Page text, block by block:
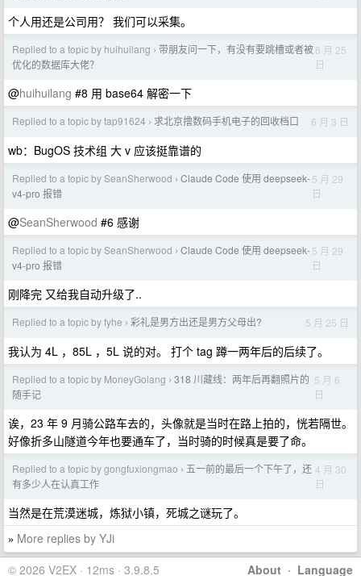
个人用还是公司用？ 我们可以采集。
Replied to a topic by huihuilang › 带朋友问一下，有没有要跳槽或者被
优化的数据库大佬？
6 月 25
日
@huihuilang #8 用 base64 解密一下
Replied to a topic by tap91624 › 求北京撸数码手机电子的回收档口 6 月 3 日
wb：BugOS 技术组 大 v 应该挺靠谱的
Replied to a topic by SeanSherwood › Claude Code 使用 deepseek-
v4-pro 报错
5 月 29
日
@SeanSherwood #6 感谢
Replied to a topic by SeanSherwood › Claude Code 使用 deepseek-
v4-pro 报错
5 月 29
日
刚降完 又给我自动升级了..
Replied to a topic by fyhe › 彩礼是男方出还是男方父母出? 5 月 25 日
我认为 4L ，85L ，5L 说的对。 打个 tag 蹲一两年后的后续了。
Replied to a topic by MoneyGolang › 318 川藏线：两年后再翻照片的
随手记
5 月 6
日
诶，23 年 9 月骑公路车去的，头像就是当时在路上拍的，恍若隔世。
好像折多山隧道今年也要通车了，当时骑的时候真是要了命。
Replied to a topic by gongfuxiongmao › 五一前的最后一个下午了，还
有多少人在认真工作
4 月 30
日
当然是在荒漠迷城，炼狱小镇，死城之谜玩了。
» More replies by YJi
About · Language
© 2026 V2EX · 12ms · 3.9.8.5